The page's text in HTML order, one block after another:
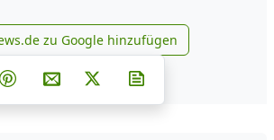
news.de zu Google
zu Google hinzufügen
Teilen auf Facebook
Teilen auf Whatsapp
Teilen auf Telegram
Teilen auf Pinterest
Per E-Mail teilen
Post auf X